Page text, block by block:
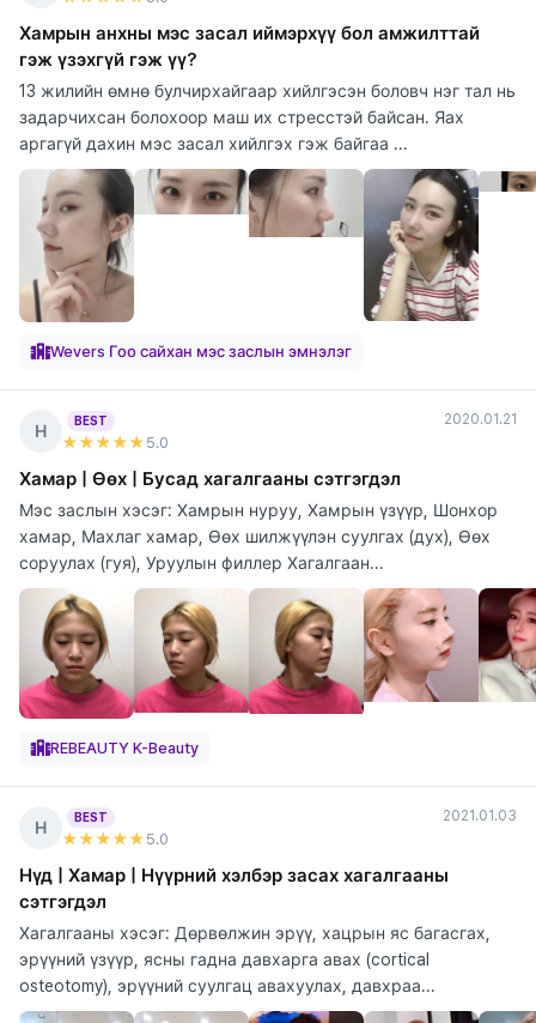
Хамрын анхны мэс засал иймэрхүү бол амжилттай
гэж үзэхгүй гэж үү?
13 жилийн өмнө булчирхайгаар хийлгэсэн боловч нэг тал нь
задарчихсан болохоор маш их стресстэй байсан. Яах
аргагүй дахин мэс засал хийлгэх гэж байгаа ...
Wevers Гоо сайхан мэс заслын эмнэлэг
Н
BEST
★★★★★ 5.0
2020.01.21
Хамар | Өөх | Бусад хагалгааны сэтгэгдэл
Мэс заслын хэсэг: Хамрын нуруу, Хамрын үзүүр, Шонхор
хамар, Махлаг хамар, Өөх шилжүүлэн суулгах (дух), Өөх
соруулах (гуя), Уруулын филлер Хагалгаан...
REBEAUTY K-Beauty
Н
BEST
★★★★★ 5.0
2021.01.03
Нүд | Хамар | Нүүрний хэлбэр засах хагалгааны
сэтгэгдэл
Хагалгааны хэсэг: Дөрвөлжин эрүү, хацрын яс багасгах,
эрүүний үзүүр, ясны гадна давхарга авах (cortical
osteotomy), эрүүний суулгац авахуулах, давхраа...